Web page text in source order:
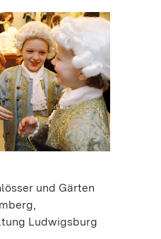
und Gärten
Ludwigsburg